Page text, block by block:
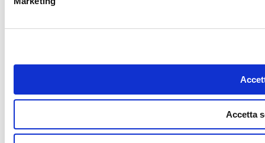
Accetta